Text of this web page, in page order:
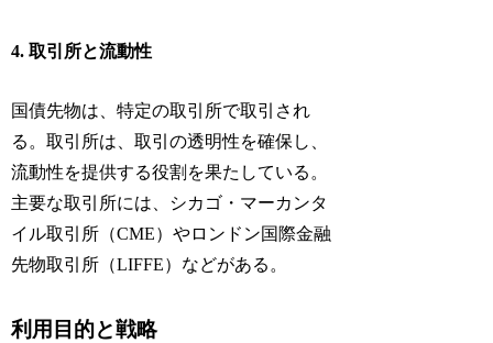
4. 取引所と流動性
国債先物は、特定の取引所で取引され
る。取引所は、取引の透明性を確保し、
流動性を提供する役割を果たしている。
主要な取引所には、シカゴ・マーカンタ
イル取引所（CME）やロンドン国際金融
先物取引所（LIFFE）などがある。
利用目的と戦略